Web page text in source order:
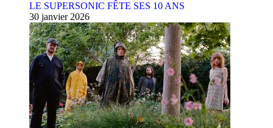
LE SUPERSONIC FÊTE SES 10 ANS
30 janvier 2026